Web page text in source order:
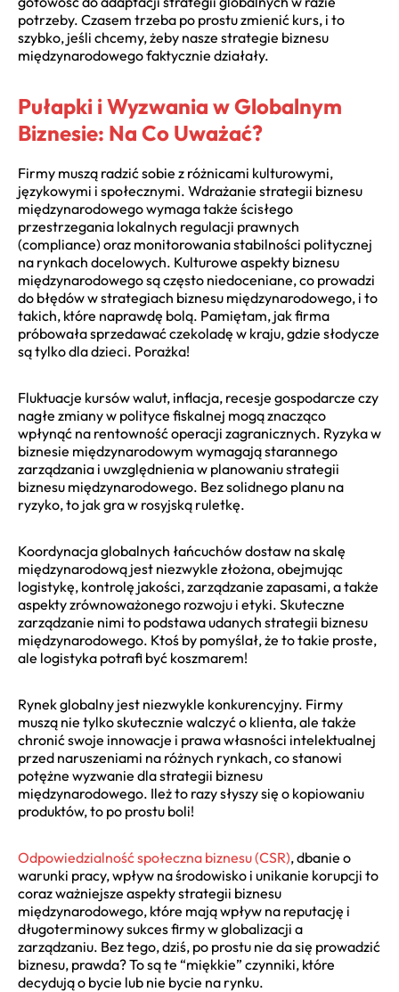
potrzeby. Czasem trzeba po prostu zmienić kurs, i to
szybko, jeśli chcemy, żeby nasze strategie biznesu
międzynarodowego faktycznie działały.
Pułapki i Wyzwania w Globalnym
Biznesie: Na Co Uważać?
Firmy muszą radzić sobie z różnicami kulturowymi,
językowymi i społecznymi. Wdrażanie strategii biznesu
międzynarodowego wymaga także ścisłego
przestrzegania lokalnych regulacji prawnych
(compliance) oraz monitorowania stabilności politycznej
na rynkach docelowych. Kulturowe aspekty biznesu
międzynarodowego są często niedoceniane, co prowadzi
do błędów w strategiach biznesu międzynarodowego, i to
takich, które naprawdę bolą. Pamiętam, jak firma
próbowała sprzedawać czekoladę w kraju, gdzie słodycze
są tylko dla dzieci. Porażka!
Fluktuacje kursów walut, inflacja, recesje gospodarcze czy
nagłe zmiany w polityce fiskalnej mogą znacząco
wpłynąć na rentowność operacji zagranicznych. Ryzyka w
biznesie międzynarodowym wymagają starannego
zarządzania i uwzględnienia w planowaniu strategii
biznesu międzynarodowego. Bez solidnego planu na
ryzyko, to jak gra w rosyjską ruletkę.
Koordynacja globalnych łańcuchów dostaw na skalę
międzynarodową jest niezwykle złożona, obejmując
logistykę, kontrolę jakości, zarządzanie zapasami, a także
aspekty zrównoważonego rozwoju i etyki. Skuteczne
zarządzanie nimi to podstawa udanych strategii biznesu
międzynarodowego. Ktoś by pomyślał, że to takie proste,
ale logistyka potrafi być koszmarem!
Rynek globalny jest niezwykle konkurencyjny. Firmy
muszą nie tylko skutecznie walczyć o klienta, ale także
chronić swoje innowacje i prawa własności intelektualnej
przed naruszeniami na różnych rynkach, co stanowi
potężne wyzwanie dla strategii biznesu
międzynarodowego. Ileż to razy słyszy się o kopiowaniu
produktów, to po prostu boli!
Odpowiedzialność społeczna biznesu (CSR), dbanie o
warunki pracy, wpływ na środowisko i unikanie korupcji to
coraz ważniejsze aspekty strategii biznesu
międzynarodowego, które mają wpływ na reputację i
długoterminowy sukces firmy w globalizacji a
zarządzaniu. Bez tego, dziś, po prostu nie da się prowadzić
biznesu, prawda? To są te “miękkie” czynniki, które
decydują o bycie lub nie bycie na rynku.